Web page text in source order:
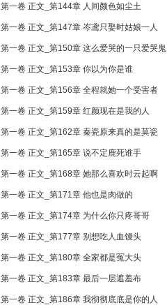
第一卷 正文_第144章 人间颜色如尘土
第一卷 正文_第147章 岑鸢只娶时姑娘一人
第一卷 正文_第150章 这么爱哭的一只爱哭鬼
第一卷 正文_第153章 你以为你是谁
第一卷 正文_第156章 全程就她一个受害者
第一卷 正文_第159章 红颜现在是我的人
第一卷 正文_第162章 秦瓷原来真的是莫瓷
第一卷 正文_第165章 说不定鹿死谁手
第一卷 正文_第168章 她那么喜欢时云起啊
第一卷 正文_第171章 他也是肉做的
第一卷 正文_第174章 为什么你只疼哥哥
第一卷 正文_第177章 别想吃人血馒头
第一卷 正文_第180章 全家都是冤大头
第一卷 正文_第183章 最后一层遮羞布
第一卷 正文_第186章 我彻彻底底是你的人